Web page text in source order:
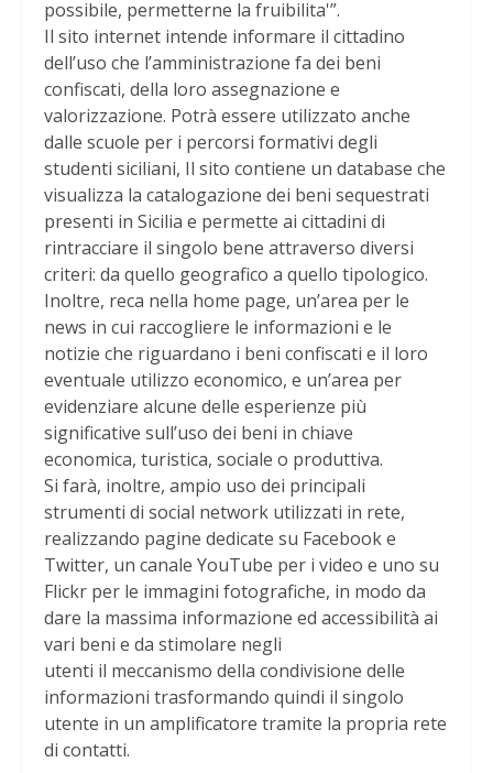
possibile, permetterne la fruibilita'”.
Il sito internet intende informare il cittadino
dell’uso che l’amministrazione fa dei beni
confiscati, della loro assegnazione e
valorizzazione. Potrà essere utilizzato anche
dalle scuole per i percorsi formativi degli
studenti siciliani, Il sito contiene un database che
visualizza la catalogazione dei beni sequestrati
presenti in Sicilia e permette ai cittadini di
rintracciare il singolo bene attraverso diversi
criteri: da quello geografico a quello tipologico.
Inoltre, reca nella home page, un’area per le
news in cui raccogliere le informazioni e le
notizie che riguardano i beni confiscati e il loro
eventuale utilizzo economico, e un’area per
evidenziare alcune delle esperienze più
significative sull’uso dei beni in chiave
economica, turistica, sociale o produttiva.
Si farà, inoltre, ampio uso dei principali
strumenti di social network utilizzati in rete,
realizzando pagine dedicate su Facebook e
Twitter, un canale YouTube per i video e uno su
Flickr per le immagini fotografiche, in modo da
dare la massima informazione ed accessibilità ai
vari beni e da stimolare negli
utenti il meccanismo della condivisione delle
informazioni trasformando quindi il singolo
utente in un amplificatore tramite la propria rete
di contatti.